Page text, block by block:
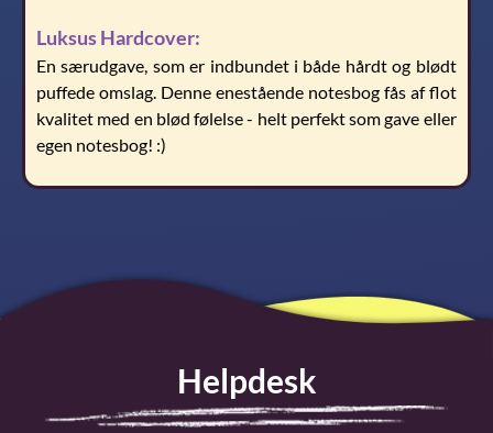
Luksus Hardcover:
En særudgave, som er indbundet i både hårdt og blødt
puffede omslag. Denne enestående notesbog fås af flot
kvalitet med en blød følelse - helt perfekt som gave eller
egen notesbog! :)
Helpdesk